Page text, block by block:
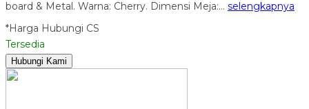
board & Metal. Warna: Cherry. Dimensi Meja:… selengkapnya
*Harga Hubungi CS
Tersedia
Hubungi Kami